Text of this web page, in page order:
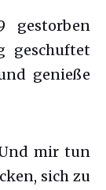
gestorben
geschuftet
genieße
mir tun
sich zu